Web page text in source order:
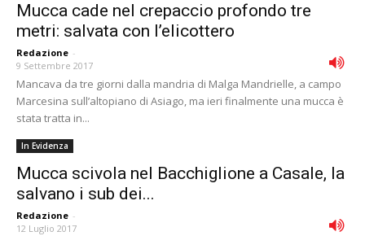
Mucca cade nel crepaccio profondo tre
metri: salvata con l’elicottero
Redazione -
9 Settembre 2017
Mancava da tre giorni dalla mandria di Malga Mandrielle, a campo
Marcesina sull’altopiano di Asiago, ma ieri finalmente una mucca è
stata tratta in...
In Evidenza
Mucca scivola nel Bacchiglione a Casale, la
salvano i sub dei...
Redazione -
12 Luglio 2017